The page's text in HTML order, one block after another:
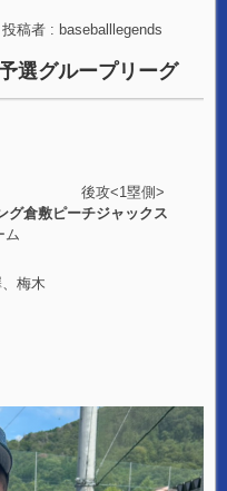
投稿者 : baseballlegends
選グループリーグ
<1塁側>
倉敷ピーチジャックス
梅木